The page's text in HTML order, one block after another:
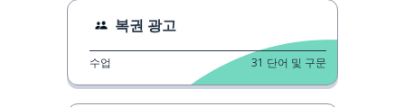
복권 광고
수업 31 단어 및 구문